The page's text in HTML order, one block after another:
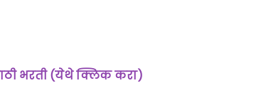
भरती (येथे क्लिक करा)